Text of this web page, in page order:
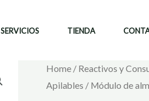
SERVICIOS TIENDA
Home / Reactivos y
Apilables / Módulo de